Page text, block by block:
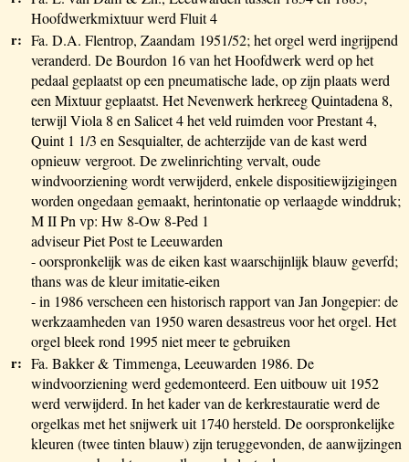
Hoofdwerkmixtuur werd Fluit 4
r: Fa. D.A. Flentrop, Zaandam 1951/52; het orgel werd ingrijpend
veranderd. De Bourdon 16 van het Hoofdwerk werd op het
pedaal geplaatst op een pneumatische lade, op zijn plaats werd
een Mixtuur geplaatst. Het Nevenwerk herkreeg Quintadena 8,
terwijl Viola 8 en Salicet 4 het veld ruimden voor Prestant 4,
Quint 1 1/3 en Sesquialter, de achterzijde van de kast werd
opnieuw vergroot. De zwelinrichting vervalt, oude
windvoorziening wordt verwijderd, enkele dispositiewijzigingen
worden ongedaan gemaakt, herintonatie op verlaagde winddruk;
M II Pn vp: Hw 8-Ow 8-Ped 1
adviseur Piet Post te Leeuwarden
- oorspronkelijk was de eiken kast waarschijnlijk blauw geverfd;
thans was de kleur imitatie-eiken
- in 1986 verscheen een historisch rapport van Jan Jongepier: de
werkzaamheden van 1950 waren desastreus voor het orgel. Het
orgel bleek rond 1995 niet meer te gebruiken
r: Fa. Bakker & Timmenga, Leeuwarden 1986. De
windvoorziening werd gedemonteerd. Een uitbouw uit 1952
werd verwijderd. In het kader van de kerkrestauratie werd de
orgelkas met het snijwerk uit 1740 hersteld. De oorspronkelijke
kleuren (twee tinten blauw) zijn teruggevonden, de aanwijzingen